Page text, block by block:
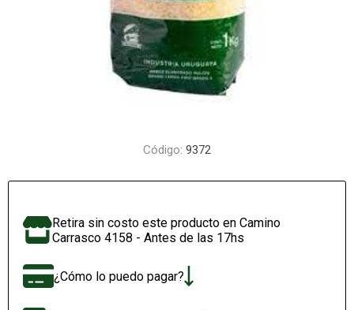
Código: 9372
Retira sin costo este producto en Camino
Carrasco 4158 - Antes de las 17hs
¿Cómo lo puedo pagar?